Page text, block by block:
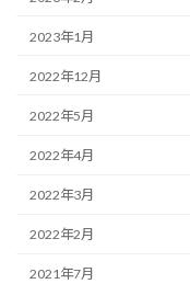
2023年1月
2022年12月
2022年5月
2022年4月
2022年3月
2022年2月
2021年7月